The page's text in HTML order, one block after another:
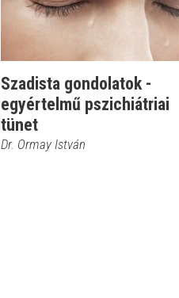
Szadista gondolatok -
egyértelmű pszichiátriai
tünet
Dr. Ormay István